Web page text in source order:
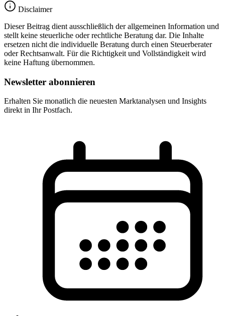
Disclaimer
Dieser Beitrag dient ausschließlich der allgemeinen Information und
stellt keine steuerliche oder rechtliche Beratung dar. Die Inhalte
ersetzen nicht die individuelle Beratung durch einen Steuerberater
oder Rechtsanwalt. Für die Richtigkeit und Vollständigkeit wird
keine Haftung übernommen.
Newsletter abonnieren
Erhalten Sie monatlich die neuesten Marktanalysen und Insights
direkt in Ihr Postfach.